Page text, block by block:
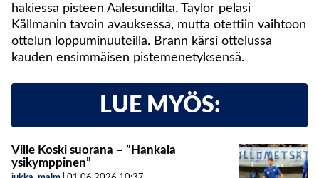
hakiessa pisteen Aalesundilta. Taylor pelasi
Källmanin tavoin avauksessa, mutta otettiin vaihtoon
ottelun loppuminuuteilla. Brann kärsi ottelussa
kauden ensimmäisen pistemenetyksensä.
LUE MYÖS:
Ville Koski suorana – ”Hankala
ysikymppinen”